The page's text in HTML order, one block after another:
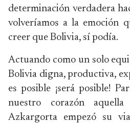
determinación verdadera
volveríamos a la emoción
creer que Bolivia, sí podía.
Actuando como un solo
Bolivia digna, productiva,
es posible ¡será posible!
nuestro corazón
Azkargorta empezó su